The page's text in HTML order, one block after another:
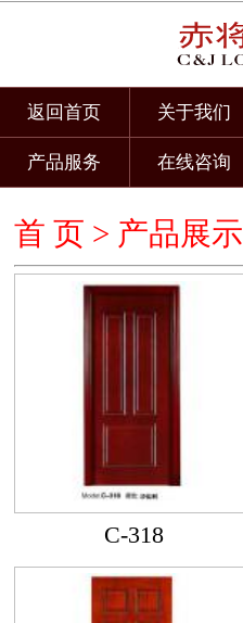
返回首页 关于我们
产品服务 在线咨询
首 页 > 产品展示
C-318